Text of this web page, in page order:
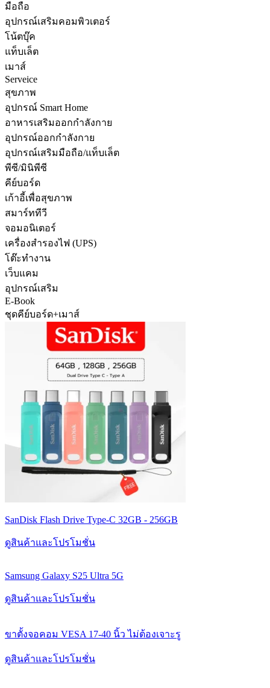
มือถือ
อุปกรณ์เสริมคอมพิวเตอร์
โน้ตบุ๊ค
แท็บเล็ต
เมาส์
Serveice
สุขภาพ
อุปกรณ์ Smart Home
อาหารเสริมออกกำลังกาย
อุปกรณ์ออกกำลังกาย
อุปกรณ์เสริมมือถือ/แท็บเล็ต
พีซี/มินิพีซี
คีย์บอร์ด
เก้าอี้เพื่อสุขภาพ
สมาร์ททีวี
จอมอนิเตอร์
เครื่องสำรองไฟ (UPS)
โต๊ะทำงาน
เว็บแคม
อุปกรณ์เสริม
E-Book
ชุดคีย์บอร์ด+เมาส์
SanDisk Flash Drive Type-C 32GB - 256GB
ดูสินค้าและโปรโมชั่น
Samsung Galaxy S25 Ultra 5G
ดูสินค้าและโปรโมชั่น
ขาตั้งจอคอม VESA 17-40 นิ้ว ไม่ต้องเจาะรู
ดูสินค้าและโปรโมชั่น